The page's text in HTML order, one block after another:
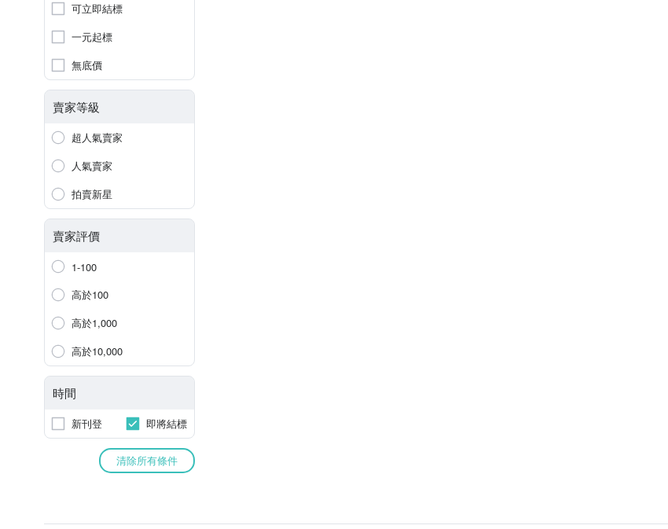
可立即結標
一元起標
無底價
賣家等級
超人氣賣家
人氣賣家
拍賣新星
賣家評價
1-100
高於100
高於1,000
高於10,000
時間
新刊登 即將結標
清除所有條件